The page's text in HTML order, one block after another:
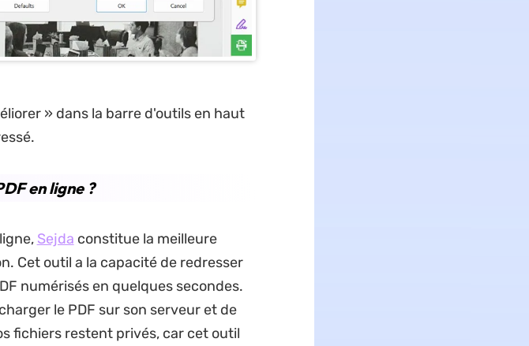
» dans la barre d'outils en haut
en ligne ?
Sejda constitue la meilleure
Cet outil a la capacité de redresser
numérisés en quelques secondes.
le PDF sur son serveur et de
fichiers restent privés, car cet outil